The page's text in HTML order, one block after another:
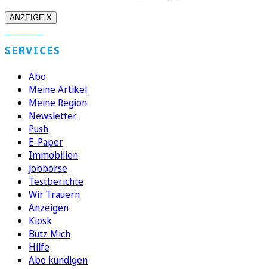
ANZEIGE X
SERVICES
Abo
Meine Artikel
Meine Region
Newsletter
Push
E-Paper
Immobilien
Jobbörse
Testberichte
Wir Trauern
Anzeigen
Kiosk
Bütz Mich
Hilfe
Abo kündigen